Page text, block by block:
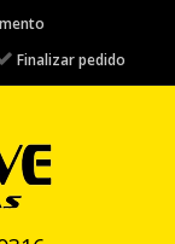
Finalizar pedido